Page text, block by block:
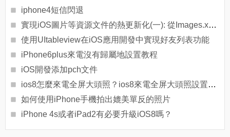
iphone4短信閃退
實現iOS圖片等資源文件的熱更新化(一): 從Images.xcassets導出合適的圖片
使用UItableview在iOS應用開發中實現好友列表功能
iPhone6plus來電沒有歸屬地設置教程
iOS開發添加pch文件
ios8怎麼來電全屏大頭照？ios8來電全屏大頭照設置教程
如何使用iPhone手機拍出媲美單反的照片
iPhone 4s或者iPad2有必要升級iOS8嗎？